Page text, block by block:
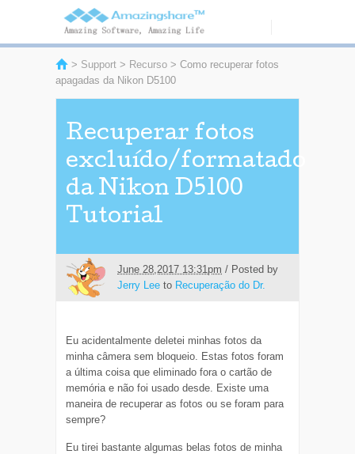
> Support > Recurso > Como recuperar fotos
apagadas da Nikon D5100
Recuperar fotos
excluído/formatado
da Nikon D5100
Tutorial
June 28,2017 13:31pm / Posted by
Jerry Lee to Recuperação do Dr.
Eu acidentalmente deletei minhas fotos da
minha câmera sem bloqueio. Estas fotos foram
a última coisa que eliminado fora o cartão de
memória e não foi usado desde. Existe uma
maneira de recuperar as fotos ou se foram para
sempre?
Eu tirei bastante algumas belas fotos de minha